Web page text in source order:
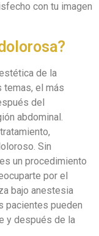
con tu imagen
de la
temas, el más
del
abdominal.
Sin
un procedimiento
por el
bajo anestesia
pacientes pueden
y después de la